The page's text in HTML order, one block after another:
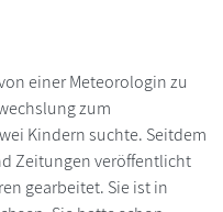
einer Meteorologin zu
zum
Kindern suchte. Seitdem
Zeitungen veröffentlicht
gearbeitet. Sie ist in